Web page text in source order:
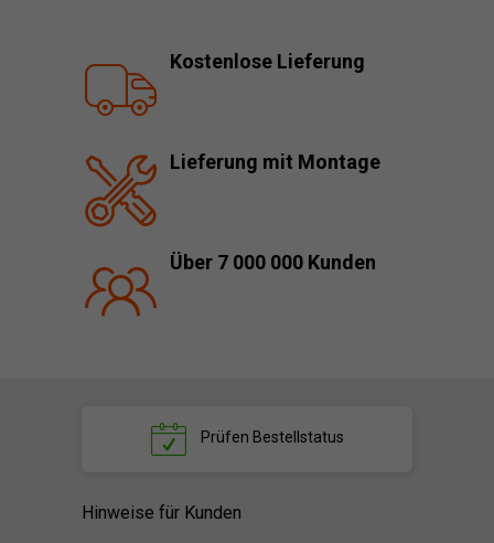
Kostenlose Lieferung
Lieferung mit Montage
Über 7 000 000 Kunden
Prüfen Bestellstatus
Hinweise für Kunden